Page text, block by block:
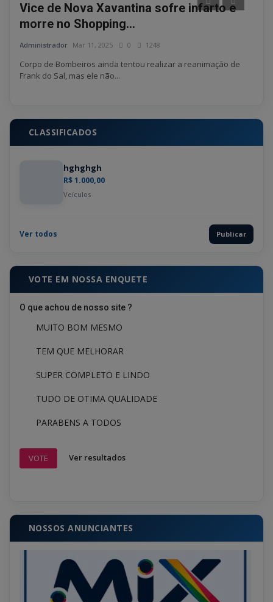
Vice de Nova Xavantina sofre infarto e
morre no Shopping...
Administrador Mar 11, 2025 0 1248
Corpo de Bombeiros ainda tentou realizar a reanimação de
Frank do Sal, mas ele não...
CLASSIFICADOS
hghghgh
R$ 1.000,00
Veículos
Ver todos Publicar
VOTE EM NOSSA ENQUETE
O que achou de nosso site ?
MUITO BOM MESMO
TEM QUE MELHORAR
SUPER COMPLETO E LINDO
TUDO DE OTIMA QUALIDADE
PARABENS A TODOS
VOTE Ver resultados
NOSSOS ANUNCIANTES